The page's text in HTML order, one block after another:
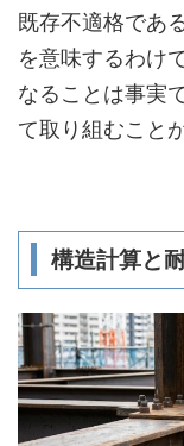
既存不適格であ
を意味するわけ
なることは事実
て取り組むこと
構造計算と